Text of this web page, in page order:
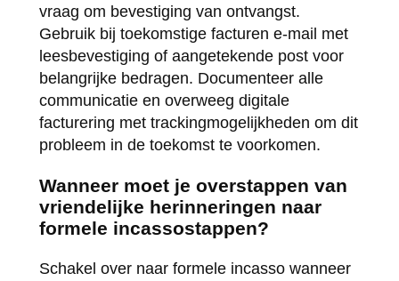
vraag om bevestiging van ontvangst.
Gebruik bij toekomstige facturen e-mail met
leesbevestiging of aangetekende post voor
belangrijke bedragen. Documenteer alle
communicatie en overweeg digitale
facturering met trackingmogelijkheden om dit
probleem in de toekomst te voorkomen.
Wanneer moet je overstappen van
vriendelijke herinneringen naar
formele incassostappen?
Schakel over naar formele incasso wanneer